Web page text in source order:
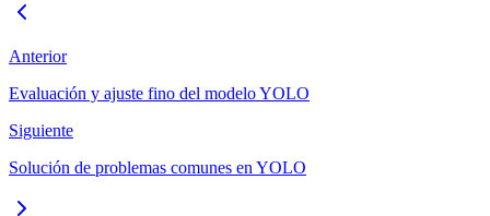
Anterior
Evaluación y ajuste fino del modelo YOLO
Siguiente
Solución de problemas comunes en YOLO